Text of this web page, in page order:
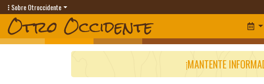
Sobre Otroccidente
¡MANTENTE